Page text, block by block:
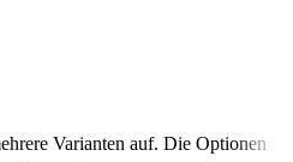
Varianten auf. Die Optionen